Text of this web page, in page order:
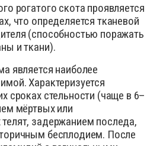
рогатого скота проявляется
что определяется тканевой
(способностью поражать
и ткани).
является наиболее
Характеризуется
сроках стельности (чаще в 6–
мёртвых или
задержанием последа,
бесплодием. После